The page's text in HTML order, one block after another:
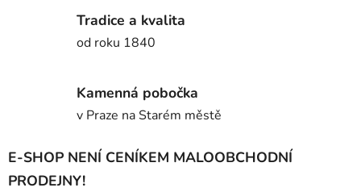
Tradice a kvalita
od roku 1840
Kamenná pobočka
v Praze na Starém městě
E-SHOP NENÍ CENÍKEM MALOOBCHODNÍ
PRODEJNY!